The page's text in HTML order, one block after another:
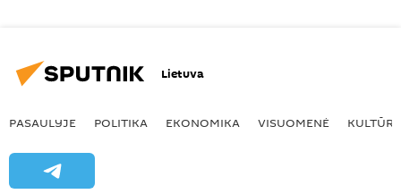
Lietuva
PASAULYJE POLITIKA EKONOMIKA VISUOMENĖ KULTŪRA